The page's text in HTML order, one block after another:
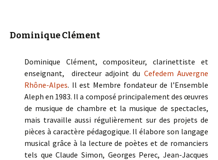
Dominique Clément
Dominique Clément, compositeur, clarinettiste et
enseignant, directeur adjoint du Cefedem Auvergne
Rhône-Alpes. Il est Membre fondateur de l’Ensemble
Aleph en 1983. Il a composé principalement des œuvres
de musique de chambre et la musique de spectacles,
mais travaille aussi régulièrement sur des projets de
pièces à caractère pédagogique. Il élabore son langage
musical grâce à la lecture de poètes et de romanciers
tels que Claude Simon, Georges Perec, Jean-Jacques